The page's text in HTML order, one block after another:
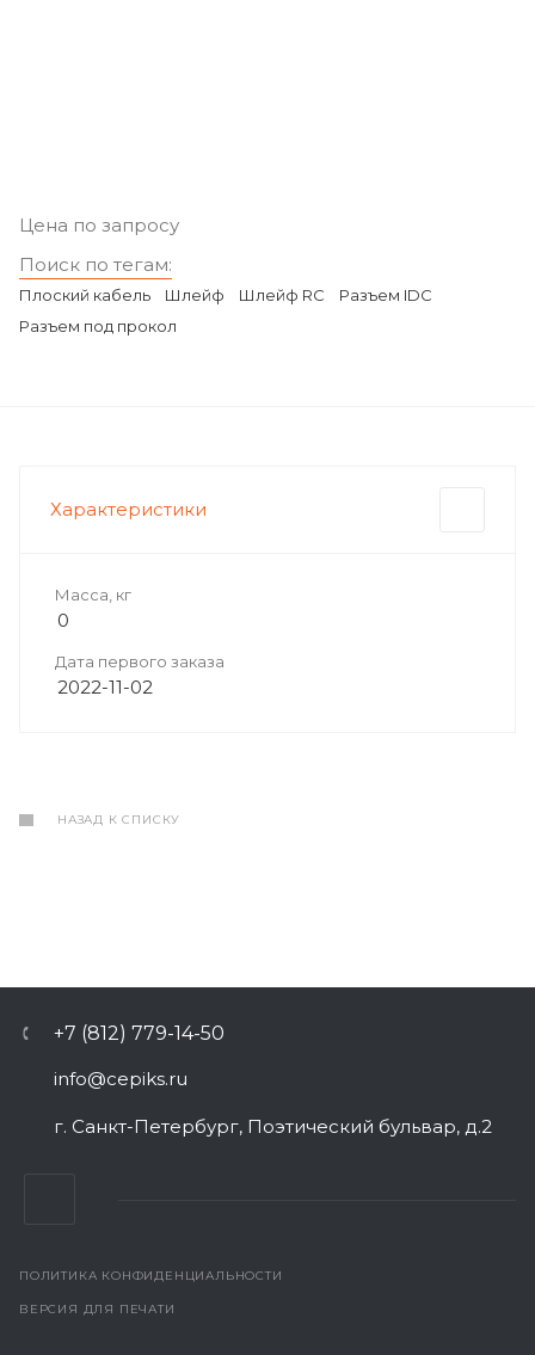
Цена по запросу
Поиск по тегам:
Плоский кабель Шлейф Шлейф RC
Разъем IDC
Разъем под прокол
Характеристики
Масса, кг
0
Дата первого заказа
2022-11-02
НАЗАД К СПИСКУ
+7 (812) 779-14-50
info@cepiks.ru
г. Санкт-Петербург, Поэтический бульвар, д.2
ПОЛИТИКА КОНФИДЕНЦИАЛЬНОСТИ
ВЕРСИЯ ДЛЯ ПЕЧАТИ